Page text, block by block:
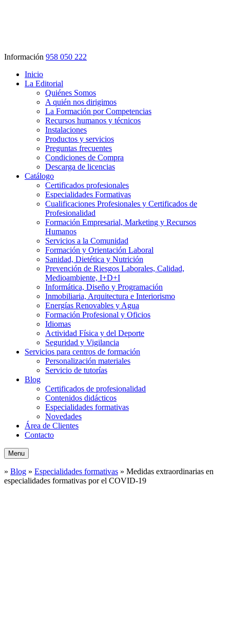
Información 958 050 222
Inicio
La Editorial
Quiénes Somos
A quién nos dirigimos
La Formación por Competencias
Recursos humanos y técnicos
Instalaciones
Productos y servicios
Preguntas frecuentes
Condiciones de Compra
Descarga de licencias
Catálogo
Certificados profesionales
Especialidades Formativas
Cualificaciones Profesionales y Certificados de
Profesionalidad
Formación Empresarial, Marketing y Recursos
Humanos
Servicios a la Comunidad
Formación y Orientación Laboral
Sanidad, Dietética y Nutrición
Prevención de Riesgos Laborales, Calidad,
Medioambiente, I+D+I
Informática, Diseño y Programación
Inmobiliaria, Arquitectura e Interiorismo
Energías Renovables y Agua
Formación Profesional y Oficios
Idiomas
Actividad Física y del Deporte
Seguridad y Vigilancia
Servicios para centros de formación
Personalización materiales
Servicio de tutorías
Blog
Certificados de profesionalidad
Contenidos didácticos
Especialidades formativas
Novedades
Área de Clientes
Contacto
Menu
» Blog » Especialidades formativas » Medidas extraordinarias en
especialidades formativas por el COVID-19